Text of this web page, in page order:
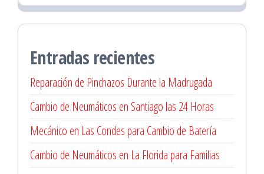
Entradas recientes
Reparación de Pinchazos Durante la Madrugada
Cambio de Neumáticos en Santiago las 24 Horas
Mecánico en Las Condes para Cambio de Batería
Cambio de Neumáticos en La Florida para Familias